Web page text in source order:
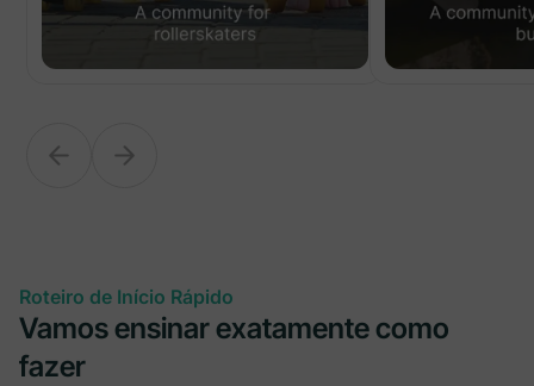
Roteiro de Início Rápido
Vamos ensinar exatamente como
fazer